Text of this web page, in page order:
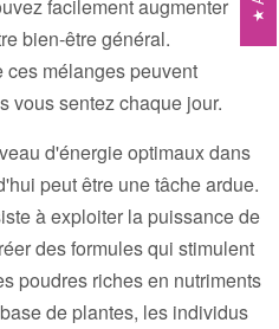
facilement augmenter
bien-être général.
mélanges peuvent
vous sentez chaque jour.
d'énergie optimaux dans
peut être une tâche ardue.
à exploiter la puissance de
des formules qui stimulent
poudres riches en nutriments
de plantes, les individus